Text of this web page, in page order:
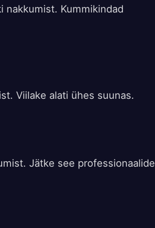
nakkumist. Kummikindad
Viilake alati ühes suunas.
Jätke see professionaalide